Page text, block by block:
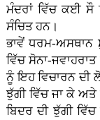
ਮੰਦਰਾਂ ਵਿੱਚ ਕਈ ਸੌ
ਸੰਚਿਤ ਹਨ।
ਭਾਵੇਂ ਧਰਮ-ਅਸਥਾਨ
ਵਿੱਚ ਸੋਨਾ-
ਨੂੰ ਇਹ ਵਿਚਾਰਨ ਦੀ
ਝੁੱਗੀ ਵਿੱਚ ਜਾ ਕੇ
ਬਿਦਰ ਦੀ ਝੁੱਗੀ